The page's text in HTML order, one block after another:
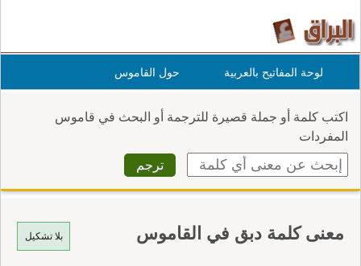
لوحة المفاتيح بالعربية حول القاموس
اكتب كلمة أو جملة قصيرة للترجمة أو البحث في قاموس
المفردات
بلا تشكيل معنى كلمة دبق في القاموس